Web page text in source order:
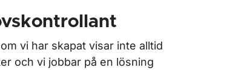
vi har skapat visar inte alltid
och vi jobbar på en lösning